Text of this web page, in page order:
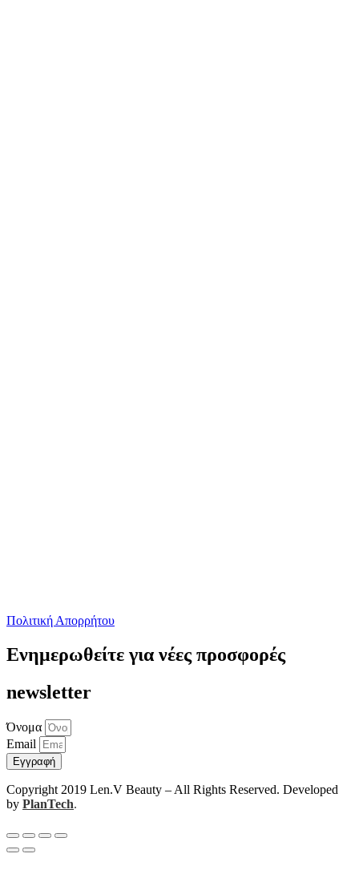
Πολιτική Απορρήτου
Ενημερωθείτε για νέες προσφορές
newsletter
Όνομα
Email
Εγγραφή
Copyright 2019 Len.V Beauty – All Rights Reserved. Developed
by PlanTech.